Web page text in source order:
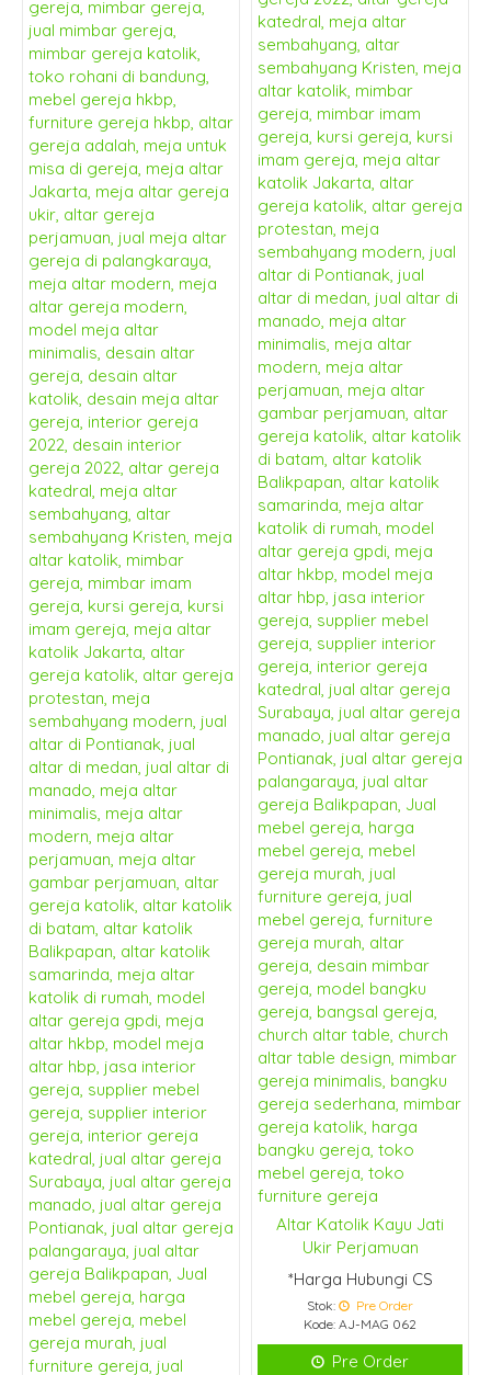
Altar Katolik Kayu Jati
Ukir Perjamuan
*Harga Hubungi CS
Stok:
Pre Order
Kode: AJ-MAG 062
Pre Order
Altar Gereja Kayu Jati
Ukiran Perjamuan
*Harga Hubungi CS
Stok:
Pre Order
Kode: AJ-MAG 061